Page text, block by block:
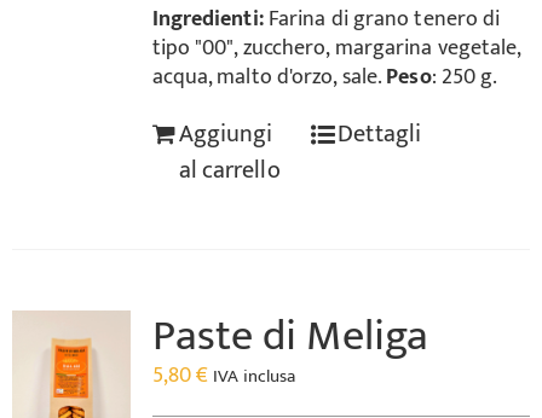
Ingredienti:Farina di grano tenero di
tipo "00", zucchero, margarina vegetale,
acqua, malto d'orzo, sale.Peso: 250 g.
Aggiungi
al carrello
Dettagli
Paste di Meliga
5,80€ IVA inclusa